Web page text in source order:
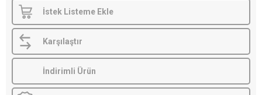
İstek Listeme Ekle
Karşılaştır
İndirimli Ürün